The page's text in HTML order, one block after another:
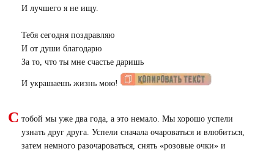
И лучшего я не ищу.
Тебя сегодня поздравляю
И от души благодарю
За то, что ты мне счастье даришь
И украшаешь жизнь мою!
С тобой мы уже два года, а это немало. Мы хорошо успели
узнать друг друга. Успели сначала очароваться и влюбиться,
затем немного разочароваться, снять «розовые очки» и